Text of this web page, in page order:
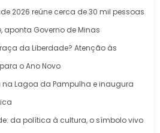
2026 reúne cerca de 30 mil pessoas
aponta Governo de Minas
da Liberdade? Atenção às
o Ano Novo
Lagoa da Pampulha e inaugura
da política à cultura, o símbolo vivo